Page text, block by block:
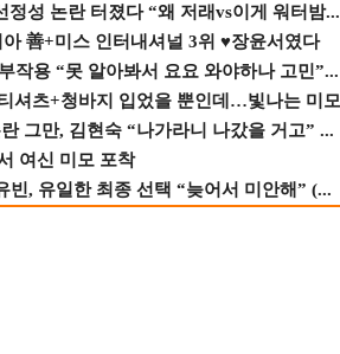
성 논란 터졌다 “왜 저래vs이게 워터밤...
아 善+미스 인터내셔널 3위 ♥장윤서였다
작용 “못 알아봐서 요요 와야하나 고민”...
셔츠+청바지 입었을 뿐인데…빛나는 미모
그만, 김현숙 “나가라니 나갔을 거고” ...
여신 미모 포착
, 유일한 최종 선택 “늦어서 미안해” (...